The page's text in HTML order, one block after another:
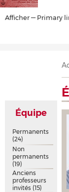
Primary
Afficher — Primary
Équipe
Permanents
(24)
Non
permanents
(19)
Anciens
professeurs
invités (15)